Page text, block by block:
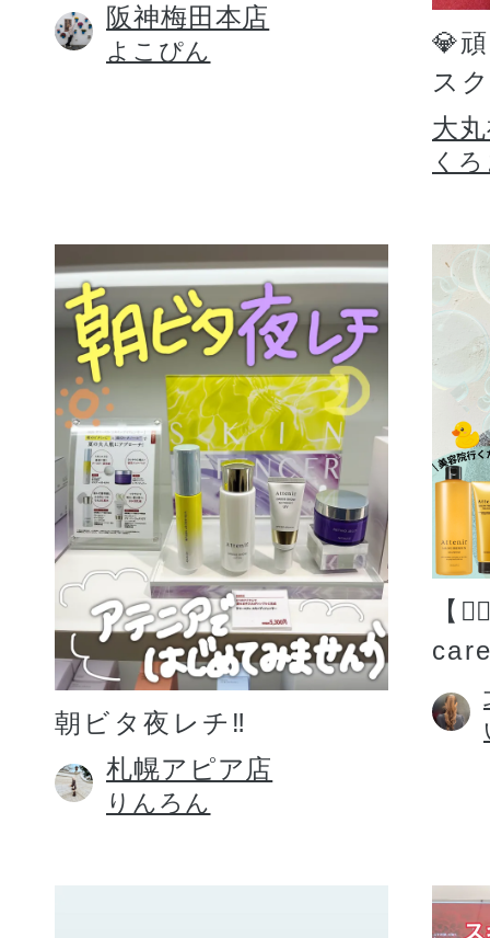
阪神梅田本店
よこぴん
💎
ス
大
く
朝ビタ夜レチ‼️
札幌アピア店
りんろん
【